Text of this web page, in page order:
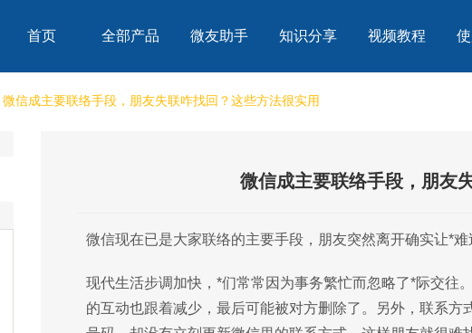
首页 全部产品 微友助手 知识分享 视频教程
微信成主要联络手段，朋友失联咋找回？这些方法很实用
微信成主要联络手段，朋友
微信现在已是大家联络的主要手段，朋友突然离开确实让*
现代生活步调加快，*们常常因为事务繁忙而忽略了*际交往
的互动也跟着减少，最后可能被对方删除了。另外，联系